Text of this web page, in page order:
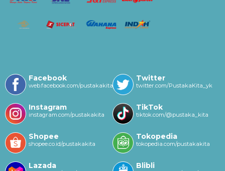
Facebook
web.facebook.com/pustakakitayk/
Twitter
twitter.com/PustakaKita_yk
Instagram
instagram.com/pustakakita
TikTok
tiktok.com/@pustaka_kita
Shopee
shopee.co.id/pustakakita
Tokopedia
tokopedia.com/pustakakita
Lazada Blibli